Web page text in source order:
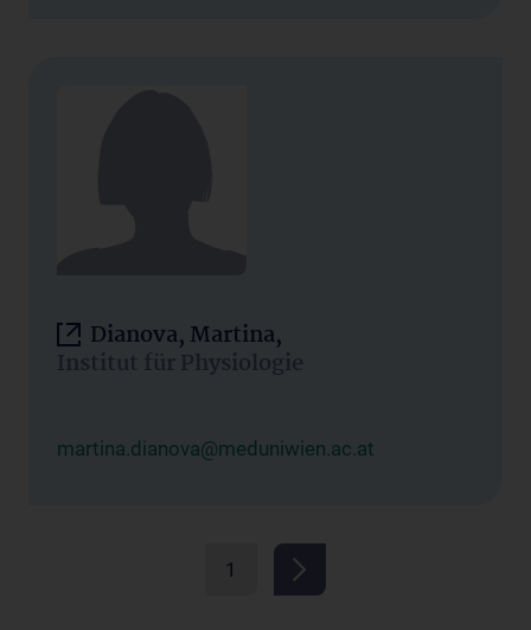
Dianova, Martina,
Institut für Physiologie
martina.dianova@meduniwien.ac.at
1